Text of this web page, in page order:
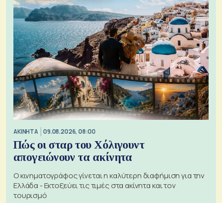
ΑΚΙΝΗΤΑ 09.08.2026, 08:00
Πώς οι σταρ του Χόλιγουντ
απογειώνουν τα ακίνητα
Ο κινηματογράφος γίνεται η καλύτερη διαφήμιση για την
Ελλάδα - Εκτοξεύει τις τιμές στα ακίνητα και τον
τουρισμό